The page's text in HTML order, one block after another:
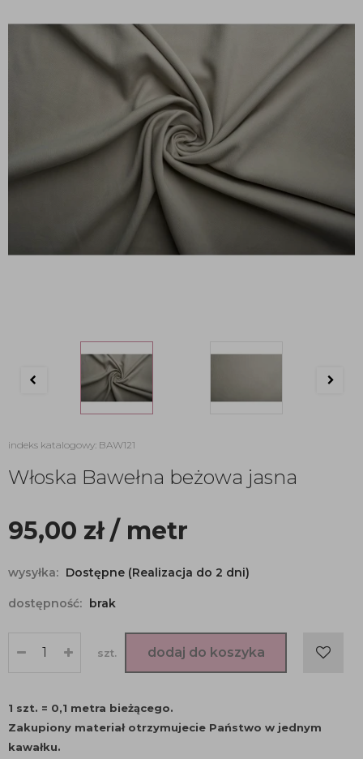
indeks katalogowy: BAW121
Włoska Bawełna beżowa jasna
95,00 zł/ metr
wysyłka: Dostępne (Realizacja do 2 dni)
dostępność: brak
szt. dodaj do koszyka
1 szt. = 0,1 metra bieżącego.
Zakupiony materiał otrzymujecie Państwo w jednym
kawałku.